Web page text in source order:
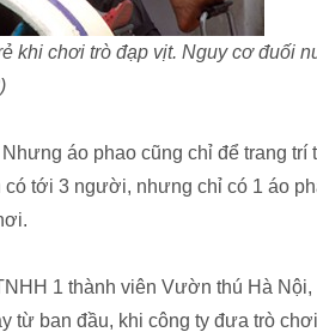
khi chơi trò đạp vịt. Nguy cơ đuối
áo phao cũng chỉ để trang trí
tới 3 người, nhưng chỉ có 1 áo
1 thành viên Vườn thú Hà
từ ban đầu, khi công ty đưa trò